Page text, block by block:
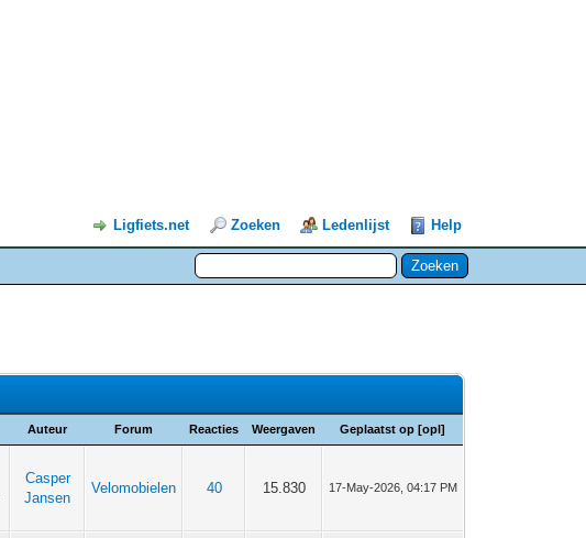
Ligfiets.net Zoeken Ledenlijst Help
Auteur Forum Reacties Weergaven Geplaatst op [opl]
Casper
Jansen
Velomobielen 40 15.830 17-May-2026, 04:17 PM